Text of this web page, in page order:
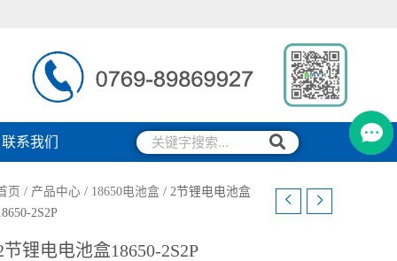
联系我们
搜
索
搜
索
页 / 产品中心 / 18650电池盒 / 2节锂电电池盒
2S2P
节锂电电池盒18650-2S2P